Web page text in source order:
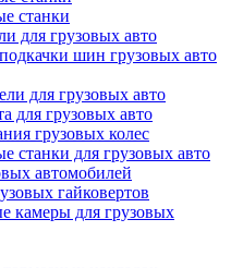
станки
для грузовых авто
шин грузовых авто
для грузовых авто
для грузовых авто
грузовых колес
для грузовых авто
автомобилей
гайковертов
камеры для грузовых